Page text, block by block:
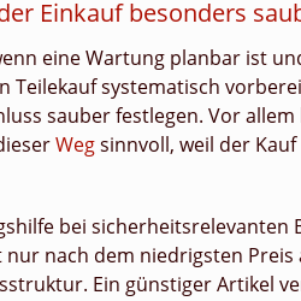
Einkauf besonders
eine Wartung planbar ist
systematisch
sauber festlegen. Vor allem
Wegsinnvoll, weil der
bei sicherheitsrelevanten
nach dem niedrigsten Preis
Ein günstiger Artikel